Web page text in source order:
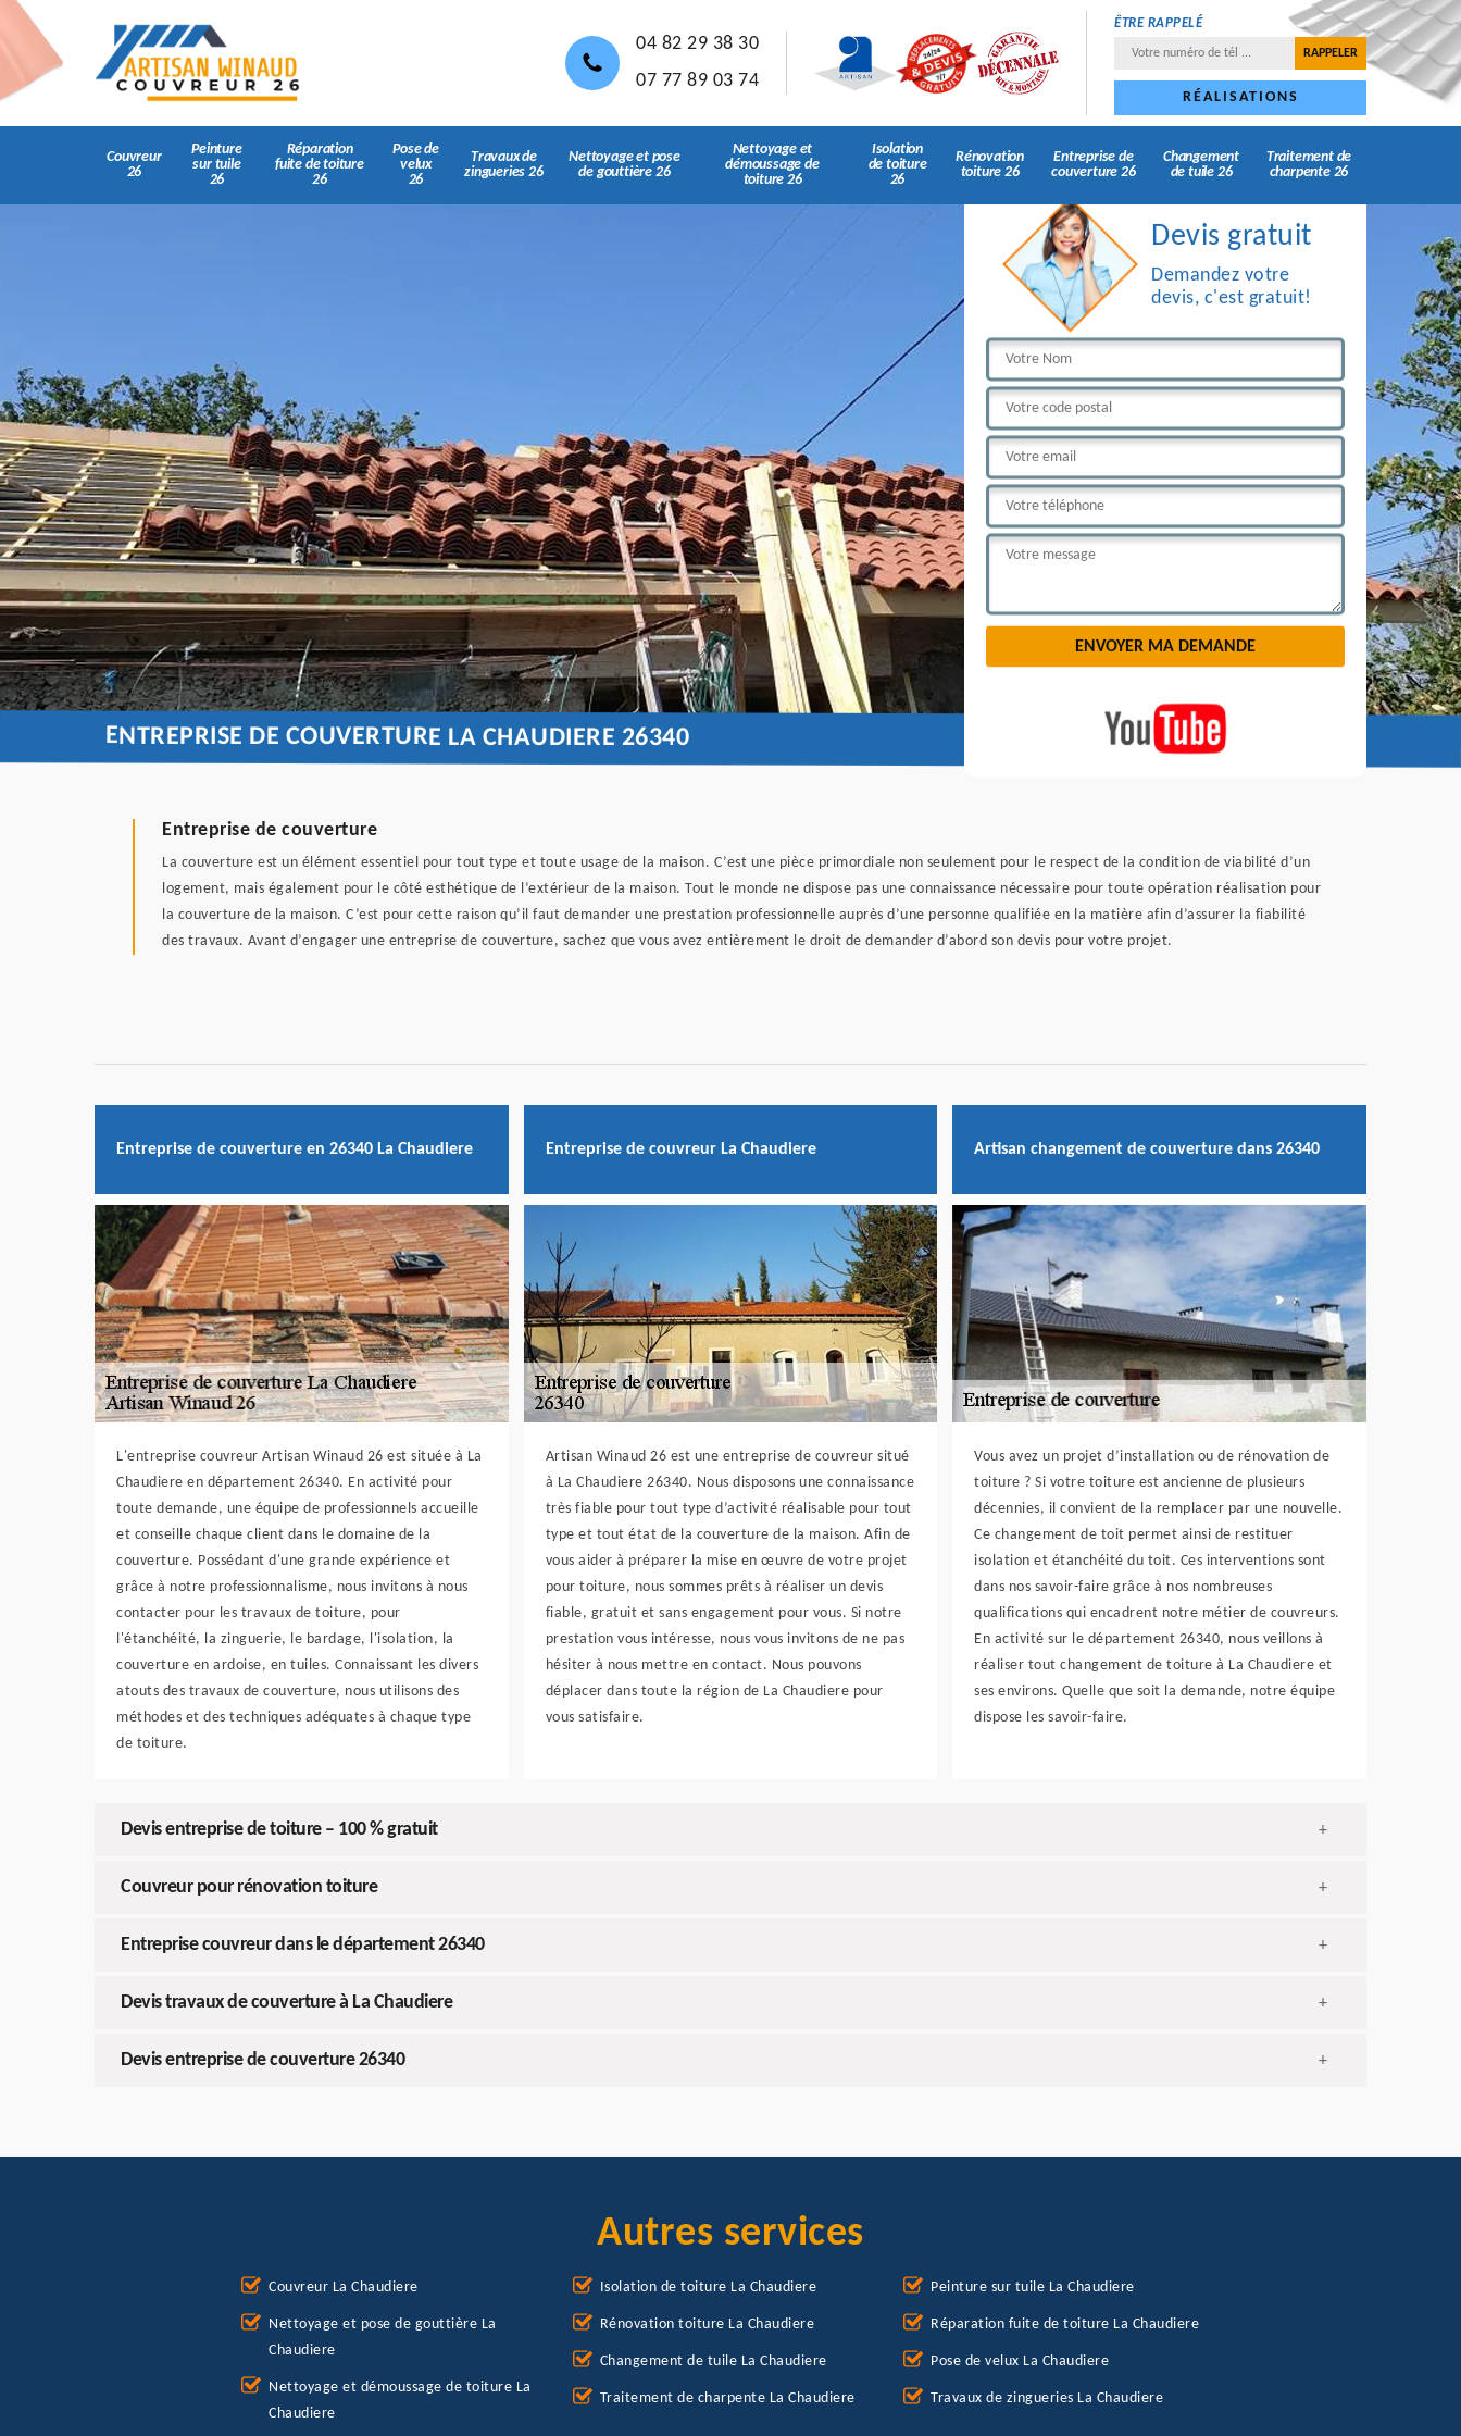
04 82 29 38 30
07 77 89 03 74
ÊTRE RAPPELÉ
RÉALISATIONS
Couvreur
26
Peinture
sur tuile
26
Réparation
fuite de toiture
26
Pose de
velux
26
Travaux de
zingueries 26
Nettoyage et pose
de gouttière 26
Nettoyage et
démoussage de
toiture 26
Isolation
de toiture
26
Rénovation
toiture 26
Entreprise de
couverture 26
Changement
de tuile 26
Traitement de
charpente 26
Devis gratuit
Demandez votre
devis, c'est gratuit!
ENTREPRISE DE COUVERTURE LA CHAUDIERE 26340
Entreprise de couverture
La couverture est un élément essentiel pour tout type et toute usage de la maison. C’est une pièce primordiale non seulement pour le respect de la condition de viabilité d’un
logement, mais également pour le côté esthétique de l’extérieur de la maison. Tout le monde ne dispose pas une connaissance nécessaire pour toute opération réalisation pour
la couverture de la maison. C’est pour cette raison qu’il faut demander une prestation professionnelle auprès d’une personne qualifiée en la matière afin d’assurer la fiabilité
des travaux. Avant d’engager une entreprise de couverture, sachez que vous avez entièrement le droit de demander d’abord son devis pour votre projet.
Entreprise de couverture en 26340 La Chaudiere
L'entreprise couvreur Artisan Winaud 26 est située à La
Chaudiere en département 26340. En activité pour
toute demande, une équipe de professionnels accueille
et conseille chaque client dans le domaine de la
couverture. Possédant d'une grande expérience et
grâce à notre professionnalisme, nous invitons à nous
contacter pour les travaux de toiture, pour
l'étanchéité, la zinguerie, le bardage, l'isolation, la
couverture en ardoise, en tuiles. Connaissant les divers
atouts des travaux de couverture, nous utilisons des
méthodes et des techniques adéquates à chaque type
de toiture.
Entreprise de couvreur La Chaudiere
Artisan Winaud 26 est une entreprise de couvreur situé
à La Chaudiere 26340. Nous disposons une connaissance
très fiable pour tout type d’activité réalisable pour tout
type et tout état de la couverture de la maison. Afin de
vous aider à préparer la mise en œuvre de votre projet
pour toiture, nous sommes prêts à réaliser un devis
fiable, gratuit et sans engagement pour vous. Si notre
prestation vous intéresse, nous vous invitons de ne pas
hésiter à nous mettre en contact. Nous pouvons
déplacer dans toute la région de La Chaudiere pour
vous satisfaire.
Artisan changement de couverture dans 26340
Vous avez un projet d’installation ou de rénovation de
toiture ? Si votre toiture est ancienne de plusieurs
décennies, il convient de la remplacer par une nouvelle.
Ce changement de toit permet ainsi de restituer
isolation et étanchéité du toit. Ces interventions sont
dans nos savoir-faire grâce à nos nombreuses
qualifications qui encadrent notre métier de couvreurs.
En activité sur le département 26340, nous veillons à
réaliser tout changement de toiture à La Chaudiere et
ses environs. Quelle que soit la demande, notre équipe
dispose les savoir-faire.
Devis entreprise de toiture – 100 % gratuit +
Couvreur pour rénovation toiture +
Entreprise couvreur dans le département 26340 +
Devis travaux de couverture à La Chaudiere +
Devis entreprise de couverture 26340 +
Autres services
Couvreur La Chaudiere
Nettoyage et pose de gouttière La
Chaudiere
Nettoyage et démoussage de toiture La
Chaudiere
Isolation de toiture La Chaudiere
Rénovation toiture La Chaudiere
Changement de tuile La Chaudiere
Traitement de charpente La Chaudiere
Peinture sur tuile La Chaudiere
Réparation fuite de toiture La Chaudiere
Pose de velux La Chaudiere
Travaux de zingueries La Chaudiere